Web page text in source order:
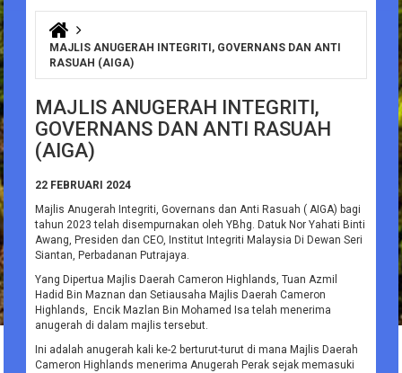
You are here
MAJLIS ANUGERAH INTEGRITI, GOVERNANS DAN ANTI
RASUAH (AIGA)
MAJLIS ANUGERAH INTEGRITI,
GOVERNANS DAN ANTI RASUAH
(AIGA)
22 FEBRUARI 2024
Majlis Anugerah Integriti, Governans dan Anti Rasuah ( AIGA) bagi
tahun 2023 telah disempurnakan oleh YBhg. Datuk Nor Yahati Binti
Awang, Presiden dan CEO, Institut Integriti Malaysia Di Dewan Seri
Siantan, Perbadanan Putrajaya.
Yang Dipertua Majlis Daerah Cameron Highlands, Tuan Azmil
Hadid Bin Maznan dan Setiausaha Majlis Daerah Cameron
Highlands, Encik Mazlan Bin Mohamed Isa telah menerima
anugerah di dalam majlis tersebut.
Ini adalah anugerah kali ke-2 berturut-turut di mana Majlis Daerah
Cameron Highlands menerima Anugerah Perak sejak memasuki